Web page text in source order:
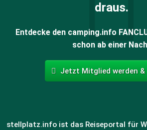
draus.
Entdecke den camping.info
schon ab einer
Jetzt Mitglied werden &
stellplatz.info ist das Reiseportal für